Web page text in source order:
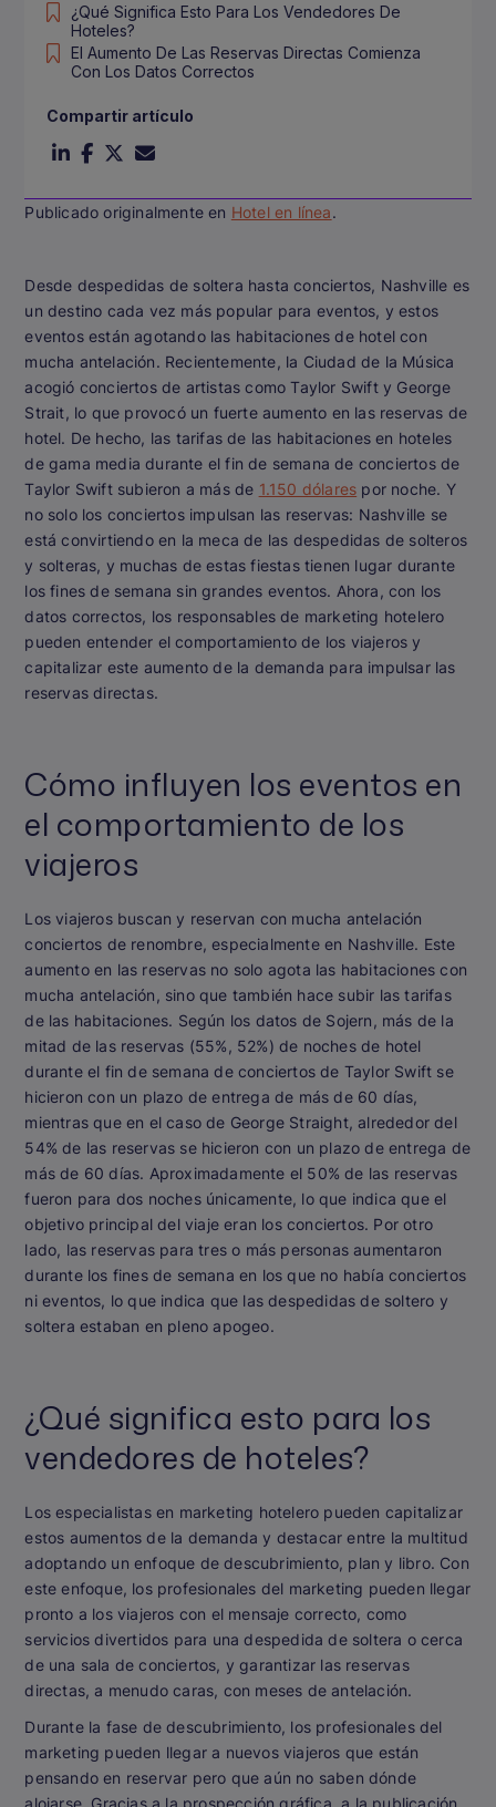
Publicado originalmente en Hotel en línea.
Desde despedidas de soltera hasta conciertos, Nashville es
un destino cada vez más popular para eventos, y estos
eventos están agotando las habitaciones de hotel con
mucha antelación. Recientemente, la Ciudad de la Música
acogió conciertos de artistas como Taylor Swift y George
Strait, lo que provocó un fuerte aumento en las reservas de
hotel. De hecho, las tarifas de las habitaciones en hoteles
de gama media durante el fin de semana de conciertos de
Taylor Swift subieron a más de 1.150 dólares por noche. Y
no solo los conciertos impulsan las reservas: Nashville se
está convirtiendo en la meca de las despedidas de solteros
y solteras, y muchas de estas fiestas tienen lugar durante
los fines de semana sin grandes eventos. Ahora, con los
datos correctos, los responsables de marketing hotelero
pueden entender el comportamiento de los viajeros y
capitalizar este aumento de la demanda para impulsar las
reservas directas.
Cómo influyen los eventos en
el comportamiento de los
viajeros
Los viajeros buscan y reservan con mucha antelación
conciertos de renombre, especialmente en Nashville. Este
aumento en las reservas no solo agota las habitaciones con
mucha antelación, sino que también hace subir las tarifas
de las habitaciones. Según los datos de Sojern, más de la
mitad de las reservas (55%, 52%) de noches de hotel
durante el fin de semana de conciertos de Taylor Swift se
hicieron con un plazo de entrega de más de 60 días,
mientras que en el caso de George Straight, alrededor del
54% de las reservas se hicieron con un plazo de entrega de
más de 60 días. Aproximadamente el 50% de las reservas
fueron para dos noches únicamente, lo que indica que el
objetivo principal del viaje eran los conciertos. Por otro
lado, las reservas para tres o más personas aumentaron
durante los fines de semana en los que no había conciertos
ni eventos, lo que indica que las despedidas de soltero y
soltera estaban en pleno apogeo.
¿Qué significa esto para los
vendedores de hoteles?
Los especialistas en marketing hotelero pueden capitalizar
estos aumentos de la demanda y destacar entre la multitud
adoptando un enfoque de descubrimiento, plan y libro. Con
este enfoque, los profesionales del marketing pueden llegar
pronto a los viajeros con el mensaje correcto, como
servicios divertidos para una despedida de soltera o cerca
de una sala de conciertos, y garantizar las reservas
directas, a menudo caras, con meses de antelación.
Durante la fase de descubrimiento, los profesionales del
marketing pueden llegar a nuevos viajeros que están
pensando en reservar pero que aún no saben dónde
alojarse. Gracias a la prospección gráfica, a la publicación
¿Qué Significa Esto Para Los Vendedores De
Hoteles?
El Aumento De Las Reservas Directas Comienza
Con Los Datos Correctos
Compartir artículo